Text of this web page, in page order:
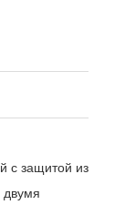
с защитой из
двумя